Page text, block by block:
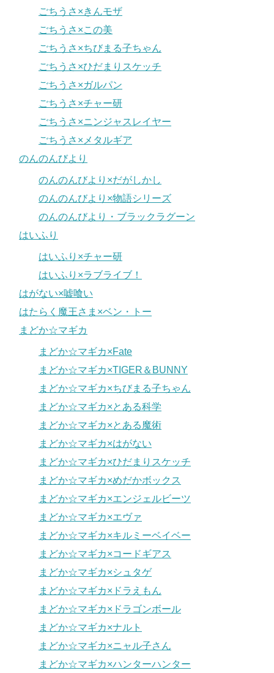
ごちうさ×きんモザ
ごちうさ×この美
ごちうさ×ちびまる子ちゃん
ごちうさ×ひだまりスケッチ
ごちうさ×ガルパン
ごちうさ×チャー研
ごちうさ×ニンジャスレイヤー
ごちうさ×メタルギア
のんのんびより
のんのんびより×だがしかし
のんのんびより×物語シリーズ
のんのんびより・ブラックラグーン
はいふり
はいふり×チャー研
はいふり×ラブライブ！
はがない×嘘喰い
はたらく魔王さま×ベン・トー
まどか☆マギカ
まどか☆マギカ×Fate
まどか☆マギカ×TIGER＆BUNNY
まどか☆マギカ×ちびまる子ちゃん
まどか☆マギカ×とある科学
まどか☆マギカ×とある魔術
まどか☆マギカ×はがない
まどか☆マギカ×ひだまりスケッチ
まどか☆マギカ×めだかボックス
まどか☆マギカ×エンジェルビーツ
まどか☆マギカ×エヴァ
まどか☆マギカ×キルミーベイベー
まどか☆マギカ×コードギアス
まどか☆マギカ×シュタゲ
まどか☆マギカ×ドラえもん
まどか☆マギカ×ドラゴンボール
まどか☆マギカ×ナルト
まどか☆マギカ×ニャル子さん
まどか☆マギカ×ハンターハンター